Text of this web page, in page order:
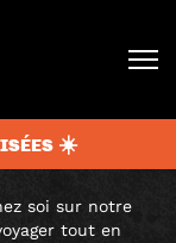
☀️
pour un
piste de votre
soi sur notre
tout en